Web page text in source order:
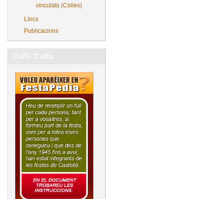
vinculats (Colles)
Llocs
Publicacions
Fulls d'alta